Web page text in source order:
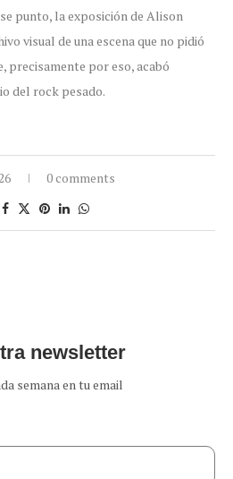
punto, la exposición de Alison
visual de una escena que no pidió
precisamente por eso, acabó
del rock pesado.
0 comments
newsletter
semana en tu email